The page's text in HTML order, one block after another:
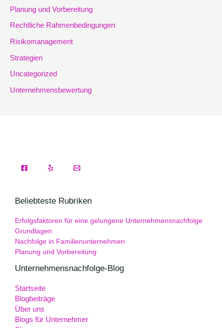
Planung und Vorbereitung
Rechtliche Rahmenbedingungen
Risikomanagement
Strategien
Uncategorized
Unternehmensbewertung
Beliebteste Rubriken
Erfolgsfaktoren für eine gelungene Unternehmensnachfolge
Grundlagen
Nachfolge in Familienunternehmen
Planung und Vorbereitung
Unternehmensnachfolge-Blog
Startseite
Blogbeiträge
Über uns
Blogs für Unternehmer